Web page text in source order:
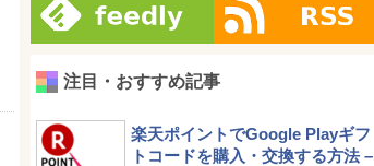
注目・おすすめ記事
楽天ポイントでGoogle Playギフ
トコードを購入・交換する方法 –